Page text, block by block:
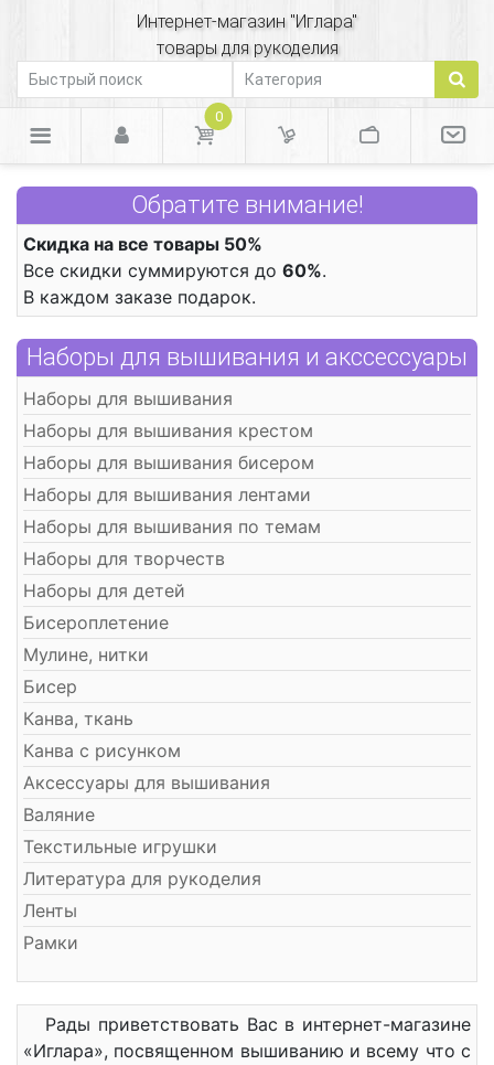
Интернет-магазин "Иглара"
товары для рукоделия
0
Обратите внимание!
Скидка на все товары 50%
Все скидки суммируются до 60%.
В каждом заказе подарок.
Наборы для вышивания и акссессуары
Наборы для вышивания
Наборы для вышивания крестом
Наборы для вышивания бисером
Наборы для вышивания лентами
Наборы для вышивания по темам
Наборы для творчеств
Наборы для детей
Бисероплетение
Мулине, нитки
Бисер
Канва, ткань
Канва с рисунком
Аксессуары для вышивания
Валяние
Текстильные игрушки
Литература для рукоделия
Ленты
Рамки
Рады приветствовать Вас в интернет-магазине
«Иглара», посвященном вышиванию и всему что с